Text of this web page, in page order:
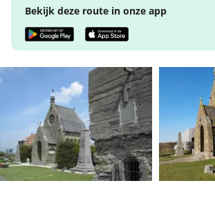
Bekijk deze route in onze app